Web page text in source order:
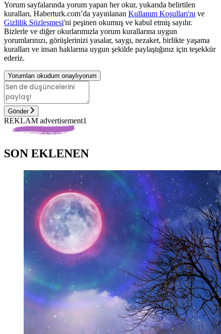
Yorum sayfalarında yorum yapan her okur, yukarıda belirtilen
kuralları, Haberturk.com’da yayınlanan Kullanım Koşulları'nı ve
Gizlilik Sözleşmesi'ni peşinen okumuş ve kabul etmiş sayılır.
Bizlerle ve diğer okurlarımızla yorum kurallarına uygun
yorumlarınızı, görüşlerinizi yasalar, saygı, nezaket, birlikte yaşama
kuralları ve insan haklarına uygun şekilde paylaştığınız için teşekkür
ederiz.
Yorumları okudum onaylıyorum
Gönder
REKLAM advertisement1
SON EKLENEN